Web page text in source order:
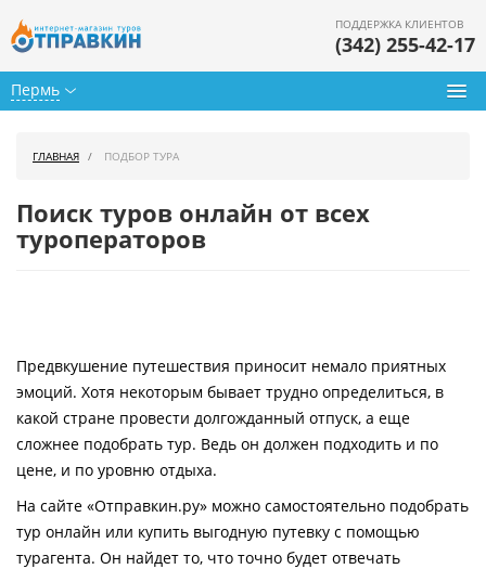
Пермь
ПОДДЕРЖКА КЛИЕНТОВ
(342) 255-42-17
Горящие туры
Страны
Как купить
Контакты
ГЛАВНАЯ ПОДБОР ТУРА
Поиск туров онлайн от всех
туроператоров
Предвкушение путешествия приносит немало приятных
эмоций. Хотя некоторым бывает трудно определиться, в
какой стране провести долгожданный отпуск, а еще
сложнее подобрать тур. Ведь он должен подходить и по
цене, и по уровню отдыха.
На сайте «Отправкин.ру» можно самостоятельно подобрать
тур онлайн или купить выгодную путевку с помощью
турагента. Он найдет то, что точно будет отвечать